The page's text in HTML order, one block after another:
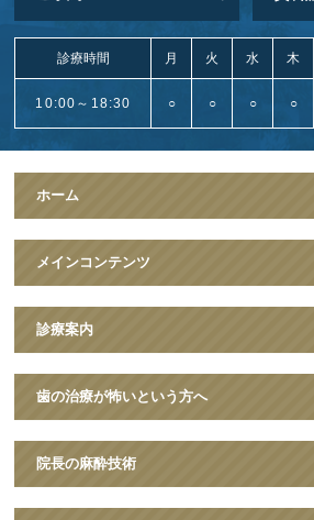
診療時間 月 火 水 木
10:00～18:30 ○ ○ ○ ○
ホーム
メインコンテンツ
診療案内
歯の治療が怖いという方へ
院長の麻酔技術